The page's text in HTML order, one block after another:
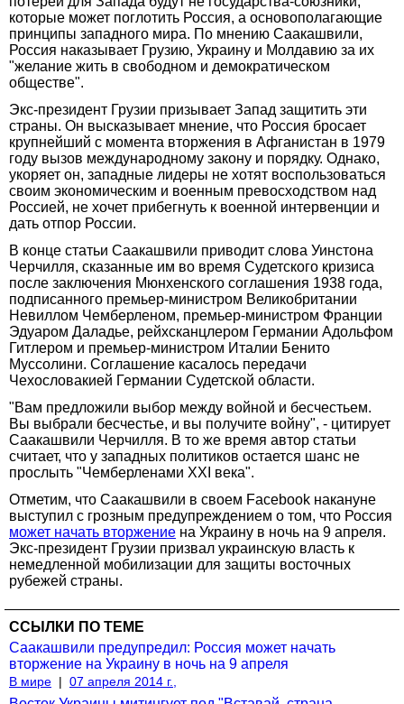
которые может поглотить Россия, а основополагающие
принципы западного мира. По мнению Саакашвили,
Россия наказывает Грузию, Украину и Молдавию за их
"желание жить в свободном и демократическом
обществе".
Экс-президент Грузии призывает Запад защитить эти
страны. Он высказывает мнение, что Россия бросает
крупнейший с момента вторжения в Афганистан в 1979
году вызов международному закону и порядку. Однако,
укоряет он, западные лидеры не хотят воспользоваться
своим экономическим и военным превосходством над
Россией, не хочет прибегнуть к военной интервенции и
дать отпор России.
В конце статьи Саакашвили приводит слова Уинстона
Черчилля, сказанные им во время Судетского кризиса
после заключения Мюнхенского соглашения 1938 года,
подписанного премьер-министром Великобритании
Невиллом Чемберленом, премьер-министром Франции
Эдуаром Даладье, рейхсканцлером Германии Адольфом
Гитлером и премьер-министром Италии Бенито
Муссолини. Соглашение касалось передачи
Чехословакией Германии Судетской области.
"Вам предложили выбор между войной и бесчестьем.
Вы выбрали бесчестье, и вы получите войну", - цитирует
Саакашвили Черчилля. В то же время автор статьи
считает, что у западных политиков остается шанс не
прослыть "Чемберленами XXI века".
Отметим, что Саакашвили в своем Facebook накануне
выступил с грозным предупреждением о том, что Россия
может начать вторжение на Украину в ночь на 9 апреля.
Экс-президент Грузии призвал украинскую власть к
немедленной мобилизации для защиты восточных
рубежей страны.
ССЫЛКИ ПО ТЕМЕ
Саакашвили предупредил: Россия может начать
вторжение на Украину в ночь на 9 апреля
В мире | 07 апреля 2014 г.,